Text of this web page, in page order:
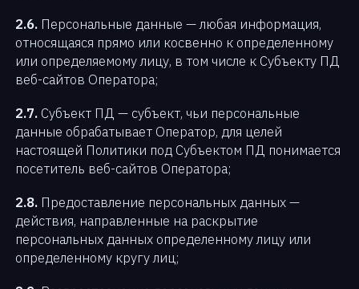
2.6. Персональные данные — любая информация,
относящаяся прямо или косвенно к определенному
или определяемому лицу, в том числе к Субъекту ПД
веб-сайтов Оператора;
2.7. Субъект ПД — субъект, чьи персональные
данные обрабатывает Оператор, для целей
настоящей Политики под Субъектом ПД понимается
посетитель веб-сайтов Оператора;
2.8. Предоставление персональных данных —
действия, направленные на раскрытие
персональных данных определенному лицу или
определенному кругу лиц;